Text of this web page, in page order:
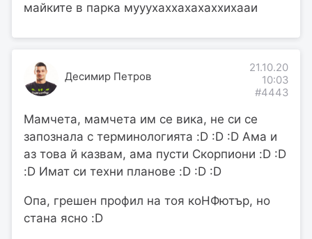
майките в парка мууухаххахахаххихааи
Десимир Петров
21.10.20
10:03
#4443
Мамчета, мамчета им се вика, не си се
запознала с терминологията :D :D :D Ама и
аз това й казвам, ама пусти Скорпиони :D :D
:D Имат си техни планове :D :D :D
Опа, грешен профил на тоя коНФютър, но
стана ясно :D